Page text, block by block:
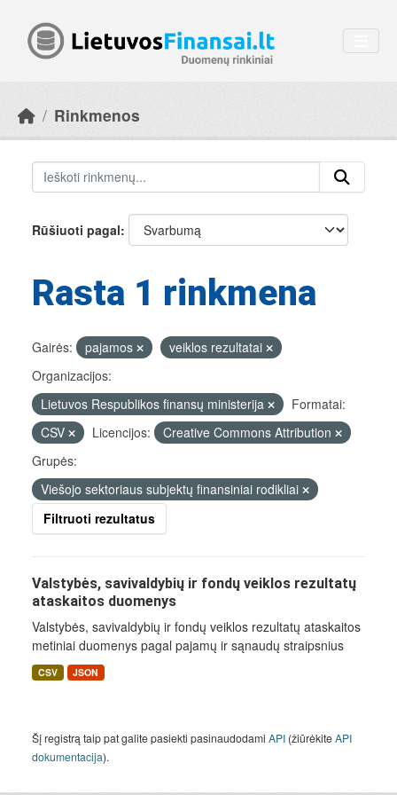
Rinkmenos
Rūšiuoti pagal
Rasta 1 rinkmena
Gairės: pajamos
veiklos rezultatai
Organizacijos:
Lietuvos Respublikos finansų ministerija
Formatai:
CSV
Licencijos:
Creative Commons Attribution
Grupės:
Viešojo sektoriaus subjektų finansiniai rodikliai
Filtruoti rezultatus
Valstybės, savivaldybių ir fondų veiklos rezultatų
ataskaitos duomenys
Valstybės, savivaldybių ir fondų veiklos rezultatų ataskaitos
metiniai duomenys pagal pajamų ir sąnaudų straipsnius
CSV JSON
Šį registrą taip pat galite pasiekti pasinaudodami API (žiūrėkiteAPI
dokumentacija).